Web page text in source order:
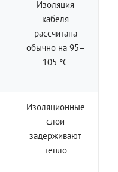
Изоляция
кабеля
рассчитана
обычно на 95–
105 °C
Изоляционные
слои
задерживают
тепло